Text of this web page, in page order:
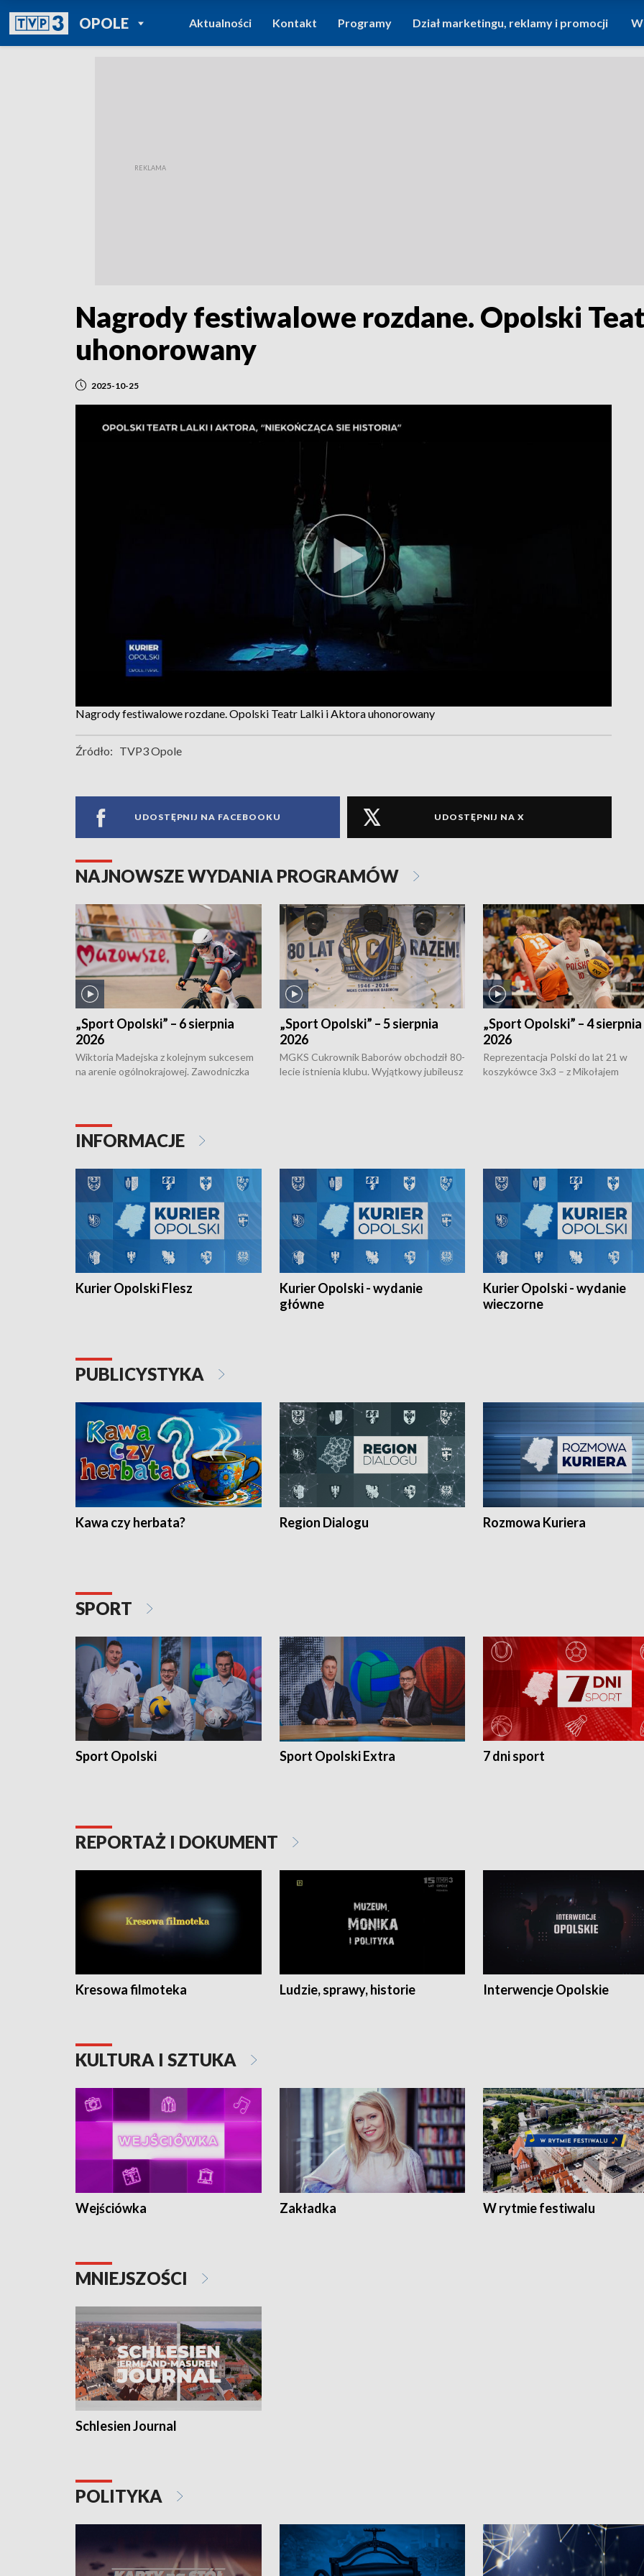
OPOLEPOWRÓT DO
TVP REGIONY
Aktualności Kontakt Programy Dział marketingu, reklamy i promocji
Nagrody festiwalowe rozdane. Opolski
uhonorowany
2025-10-25
Nagrody festiwalowe rozdane. Opolski Teatr Lalki i Aktora uhonorowany
Źródło: TVP3 Opole
UDOSTĘPNIJ NA FACEBOOKU UDOSTĘPNIJ NA X
NAJNOWSZE WYDANIA PROGRAMÓW
„Sport Opolski” – 6 sierpnia
2026
Wiktoria Madejska z kolejnym sukcesem
na arenie ogólnokrajowej. Zawodniczka
torowym.
„Sport Opolski” – 5 sierpnia
2026
MGKS Cukrownik Baborów obchodził 80-
lecie istnienia klubu. Wyjątkowy jubileusz
„Sport Opolski” – 4 sierpnia
2026
Reprezentacja Polski do lat 21 w
koszykówce 3x3 – z Mikołajem
INFORMACJE
Kurier Opolski Flesz
Kurier Opolski - wydanie
główne
Kurier Opolski - wydanie
wieczorne
PUBLICYSTYKA
Kawa czy herbata? Region Dialogu Rozmowa Kuriera
SPORT
Sport Opolski Sport Opolski Extra 7 dni sport
REPORTAŻ I DOKUMENT
Kresowa filmoteka Ludzie, sprawy, historie Interwencje Opolskie
KULTURA I SZTUKA
Wejściówka Zakładka W rytmie festiwalu
MNIEJSZOŚCI
Schlesien Journal
POLITYKA